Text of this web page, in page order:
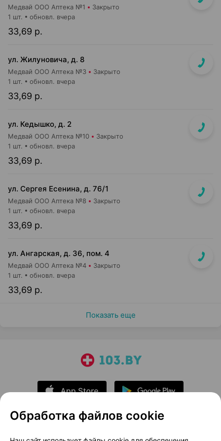
Медвай ООО Аптека №1 Закрыто
33,69 р.
1 шт. обновл. вчера
ул. Жилуновича, д. 8
Медвай ООО Аптека №3 Закрыто
33,69 р.
1 шт. обновл. вчера
ул. Кедышко, д. 2
Медвай ООО Аптека №10 Закрыто
33,69 р.
1 шт. обновл. вчера
ул. Сергея Есенина, д. 76/1
Медвай ООО Аптека №8 Закрыто
33,69 р.
1 шт. обновл. вчера
ул. Ангарская, д. 36, пом. 4
Медвай ООО Аптека №4 Закрыто
33,69 р.
1 шт. обновл. вчера
Показать еще
О проекте Новости проекта
Обработка файлов cookie